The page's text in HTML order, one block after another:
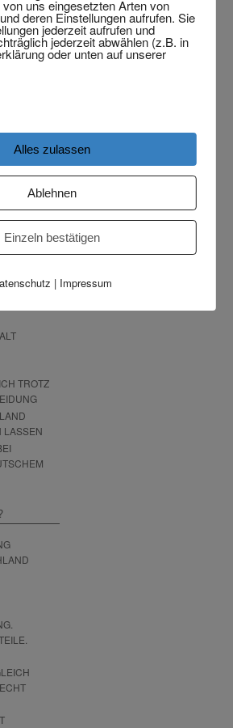
– BITTE
AUS
TROTZ
LASSEN
uns eingesetzten Arten von
deren Einstellungen aufrufen. Sie
jederzeit aufrufen und
jederzeit abwählen (z.B. in
oder unten auf unserer
Alles zulassen
Ablehnen
Einzeln bestätigen
| Impressum